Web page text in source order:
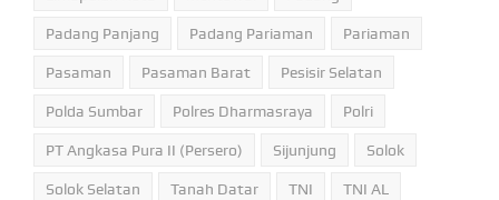
Padang Panjang Padang Pariaman Pariaman
Pasaman Pasaman Barat Pesisir Selatan
Polda Sumbar Polres Dharmasraya Polri
PT Angkasa Pura II (Persero) Sijunjung Solok
Solok Selatan Tanah Datar TNI TNI AL